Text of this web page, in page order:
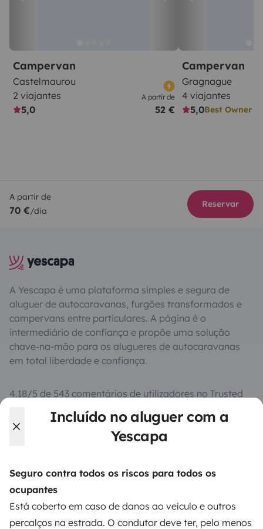
Incluído no aluguer com a
Yescapa
Seguro contra todos os riscos para todos os
ocupantes
Está coberto em caso de danos ao veículo e outros
percalços na estrada. O condutor deve ter, pelo menos
Campervan
Castelmaurou
2 viajantes
5,0
A partir de
52 €
Campervan
Gragnague
4 viajantes
5,0Best Owner
A partir de
70 €/dia
Reservar
A Yescapa é uma plataforma simples e segura de
aluguer de autocaravanas, furgões transformados e
campervans entre particulares. A página é o
intermediário de confiança e propõe uma solução
chave-na-mão para os alugueres de autocaravanas
em total liberdade e confiança.
4.18/5 de 543 comentários de utilizadores no Trusted
Facebook
ALUGUER DE AUTOCARAVANAS
Como funciona?